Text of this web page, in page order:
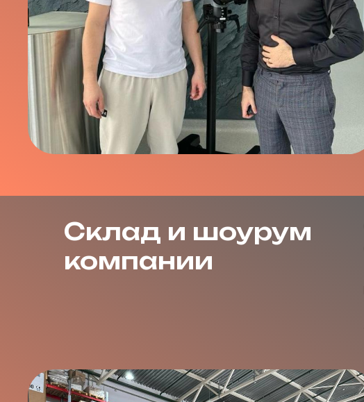
Склад и шоурум
компании